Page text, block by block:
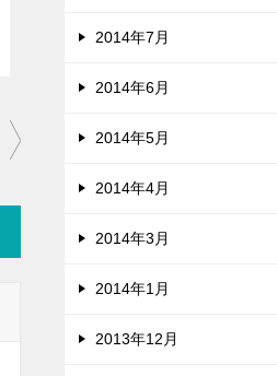
2014年7月
2014年6月
2014年5月
2014年4月
2014年3月
2014年1月
2013年12月